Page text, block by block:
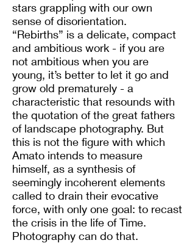
stars grappling with our own
sense of disorientation.
“Rebirths” is a delicate, compact
and ambitious work - if you are
not ambitious when you are
young, it’s better to let it go and
grow old prematurely - a
characteristic that resounds with
the quotation of the great fathers
of landscape photography. But
this is not the figure with which
Amato intends to measure
himself, as a synthesis of
seemingly incoherent elements
called to drain their evocative
force, with only one goal: to recast
the crisis in the life of Time.
Photography can do that.